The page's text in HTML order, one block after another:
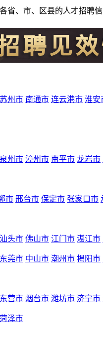
省、市、区县的人才招
苏州市 南通市 连云港市 淮安
泉州市 漳州市 南平市 龙岩市
市 邢台市 保定市 张家口市
汕头市 佛山市 江门市 湛江市
东莞市 中山市 潮州市 揭阳市
东营市 烟台市 潍坊市 济宁市
菏泽市